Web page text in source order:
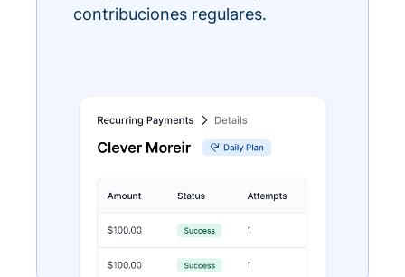
contribuciones regulares.